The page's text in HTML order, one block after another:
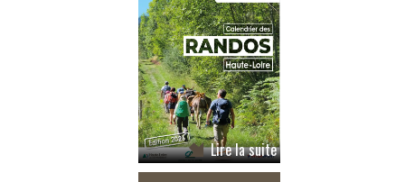
Lire la suite